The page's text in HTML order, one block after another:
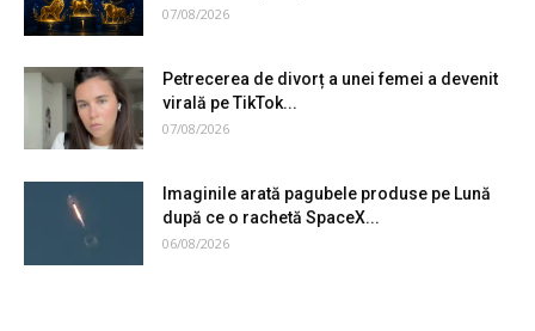
07/08/2026
Petrecerea de divorț a unei femei a devenit
virală pe TikTok...
07/08/2026
Imaginile arată pagubele produse pe Lună
după ce o rachetă SpaceX...
06/08/2026